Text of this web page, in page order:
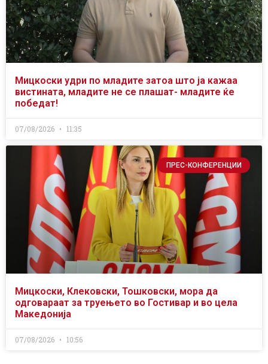
Мицкоски удри по младите затоа што ја кажаа
вистината, младите не се плашат- младите ќе
победат!
07/08/2026 11:35
ПРЕС-КОНФЕРЕНЦИИ
Мицкоски, Клековски, Тошковски, мора да
одговараат за труењето во Гостивар и во цела
Македонија
07/08/2026 10:56